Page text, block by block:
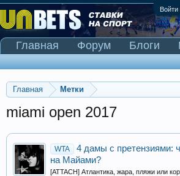
Войти
Главная Метки
miami open 2017
WTA
4 дамы с претензиями:
на Майами?
[ATTACH] Атлантика, жара, пляжи или
Главная Форум Блоги
Сканер Pinnacle